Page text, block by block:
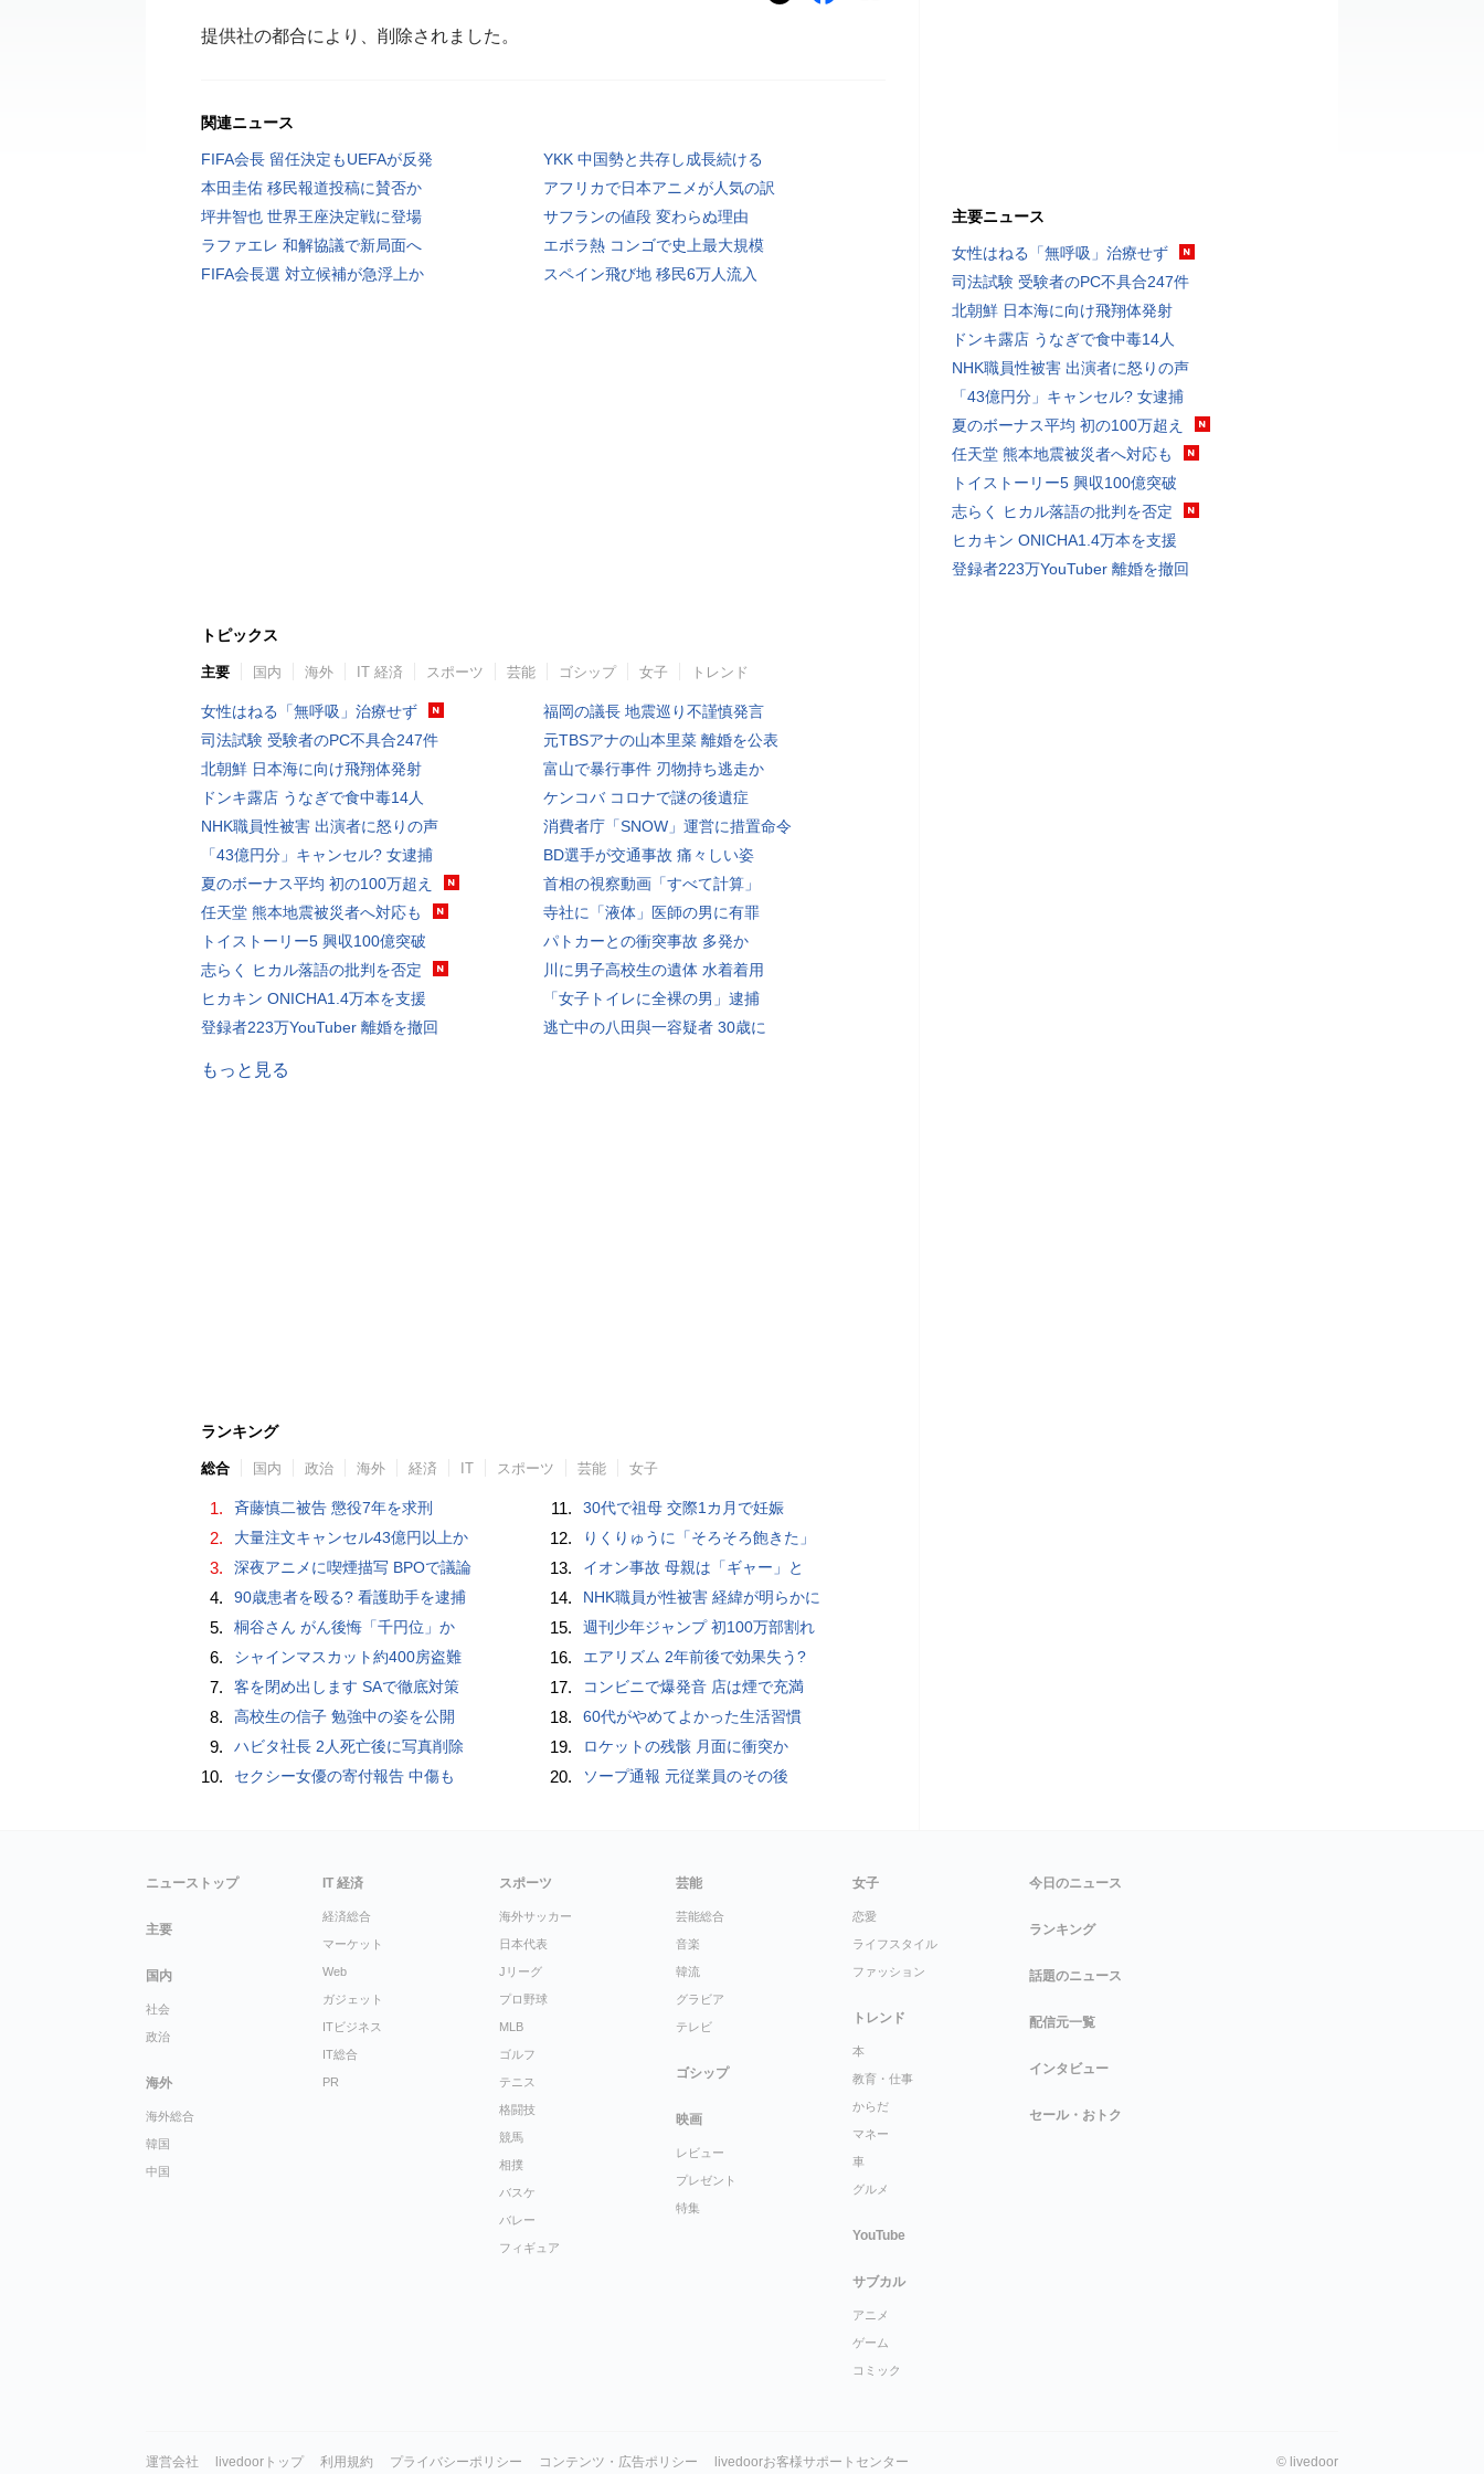
提供社の都合により、削除されました。
関連ニュース
FIFA会長 留任決定もUEFAが反発
YKK 中国勢と共存し成長続ける
本田圭佑 移民報道投稿に賛否か
アフリカで日本アニメが人気の訳
坪井智也 世界王座決定戦に登場
サフランの値段 変わらぬ理由
ラファエレ 和解協議で新局面へ
エボラ熱 コンゴで史上最大規模
FIFA会長選 対立候補が急浮上か
スペイン飛び地 移民6万人流入
トピックス
主要 国内 海外 IT 経済 スポーツ 芸能 ゴシップ 女子 トレンド
女性はねる「無呼吸」治療せず
司法試験 受験者のPC不具合247件
北朝鮮 日本海に向け飛翔体発射
ドンキ露店 うなぎで食中毒14人
NHK職員性被害 出演者に怒りの声
「43億円分」キャンセル? 女逮捕
夏のボーナス平均 初の100万超え
任天堂 熊本地震被災者へ対応も
トイストーリー5 興収100億突破
志らく ヒカル落語の批判を否定
ヒカキン ONICHA1.4万本を支援
登録者223万YouTuber 離婚を撤回
福岡の議長 地震巡り不謹慎発言
元TBSアナの山本里菜 離婚を公表
富山で暴行事件 刃物持ち逃走か
ケンコバ コロナで謎の後遺症
消費者庁「SNOW」運営に措置命令
BD選手が交通事故 痛々しい姿
首相の視察動画「すべて計算」
寺社に「液体」医師の男に有罪
パトカーとの衝突事故 多発か
川に男子高校生の遺体 水着着用
「女子トイレに全裸の男」逮捕
逃亡中の八田與一容疑者 30歳に
もっと見る
ランキング
総合 国内 政治 海外 経済 IT スポーツ 芸能 女子
1. 斉藤慎二被告 懲役7年を求刑
2. 大量注文キャンセル43億円以上か
3. 深夜アニメに喫煙描写 BPOで議論
4. 90歳患者を殴る? 看護助手を逮捕
5. 桐谷さん がん後悔「千円位」か
6. シャインマスカット約400房盗難
7. 客を閉め出します SAで徹底対策
8. 高校生の信子 勉強中の姿を公開
9. ハビタ社長 2人死亡後に写真削除
10. セクシー女優の寄付報告 中傷も
11. 30代で祖母 交際1カ月で妊娠
12. りくりゅうに「そろそろ飽きた」
13. イオン事故 母親は「ギャー」と
14. NHK職員が性被害 経緯が明らかに
15. 週刊少年ジャンプ 初100万部割れ
16. エアリズム 2年前後で効果失う?
17. コンビニで爆発音 店は煙で充満
18. 60代がやめてよかった生活習慣
19. ロケットの残骸 月面に衝突か
20. ソープ通報 元従業員のその後
主要ニュース
女性はねる「無呼吸」治療せず
司法試験 受験者のPC不具合247件
北朝鮮 日本海に向け飛翔体発射
ドンキ露店 うなぎで食中毒14人
NHK職員性被害 出演者に怒りの声
「43億円分」キャンセル? 女逮捕
夏のボーナス平均 初の100万超え
任天堂 熊本地震被災者へ対応も
トイストーリー5 興収100億突破
志らく ヒカル落語の批判を否定
ヒカキン ONICHA1.4万本を支援
登録者223万YouTuber 離婚を撤回
ニューストップ
主要
国内
社会
政治
海外
海外総合
韓国
中国
IT 経済
経済総合
マーケット
Web
ガジェット
ITビジネス
IT総合
PR
スポーツ
海外サッカー
日本代表
Jリーグ
プロ野球
MLB
ゴルフ
テニス
格闘技
競馬
相撲
バスケ
バレー
フィギュア
芸能
芸能総合
音楽
韓流
グラビア
テレビ
ゴシップ
映画
レビュー
プレゼント
特集
女子
恋愛
ライフスタイル
ファッション
トレンド
本
教育・仕事
からだ
マネー
車
グルメ
YouTube
サブカル
アニメ
ゲーム
コミック
今日のニュース
ランキング
話題のニュース
配信元一覧
インタビュー
セール・おトク
運営会社 livedoorトップ 利用規約 プライバシーポリシー コンテンツ・広告ポリシー livedoorお客様サポートセンター © livedoor